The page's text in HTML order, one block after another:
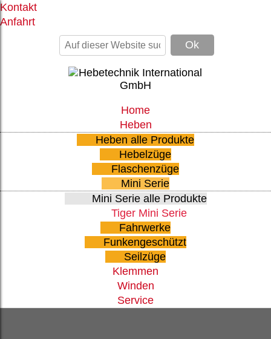
Kontakt
Anfahrt
Home
Heben
Heben alle Produkte
Hebelzüge
Flaschenzüge
Mini Serie
Mini Serie alle Produkte
Tiger Mini Serie
Fahrwerke
Funkengeschützt
Seilzüge
Klemmen
Winden
Service